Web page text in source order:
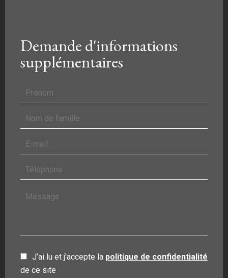
Demande d'informations
supplémentaires
J’ai lu et j'accepte la politique de confidentialité
de ce site